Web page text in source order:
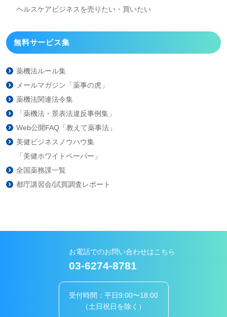
ヘルスケアビジネスを売りたい・買いたい
無料サービス集
薬機法ルール集
メールマガジン「薬事の虎」
薬機法関連法令集
「薬機法・景表法違反事例集」
Web公開FAQ「教えて薬事法」
美健ビジネスノウハウ集
「美健ホワイトペーパー」
全国薬務課一覧
都庁講習会/試買調査レポート
お電話でのお問い合わせはこちら
03-6274-8781
受付時間：平日9:00〜18:00
（土日祝日を除く）